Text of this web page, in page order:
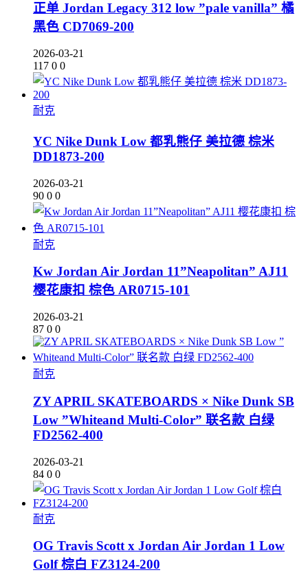
正单 Jordan Legacy 312 low ”pale vanilla” 橘
黑色 CD7069-200
2026-03-21
117 0 0
耐克
YC Nike Dunk Low 都乳熊仔 美拉德 棕米
DD1873-200
2026-03-21
90 0 0
耐克
Kw Jordan Air Jordan 11”Neapolitan” AJ11
樱花康扣 棕色 AR0715-101
2026-03-21
87 0 0
耐克
ZY APRIL SKATEBOARDS × Nike Dunk SB
Low ”Whiteand Multi-Color” 联名款 白绿
FD2562-400
2026-03-21
84 0 0
耐克
OG Travis Scott x Jordan Air Jordan 1 Low
Golf 棕白 FZ3124-200